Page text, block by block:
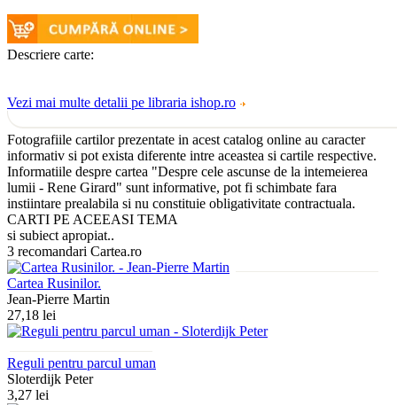
Descriere carte:
Vezi mai multe detalii pe libraria ishop.ro
Fotografiile cartilor prezentate in acest catalog online au caracter
informativ si pot exista diferente intre aceastea si cartile respective.
Informatiile despre cartea "Despre cele ascunse de la intemeierea
lumii - Rene Girard" sunt informative, pot fi schimbate fara
instiintare prealabila si nu constituie obligativitate contractuala.
CARTI PE ACEEASI TEMA
si subiect apropiat..
3 recomandari Cartea.ro
Cartea Rusinilor.
Jean-Pierre Martin
27,18 lei
Reguli pentru parcul uman
Sloterdijk Peter
3,27 lei